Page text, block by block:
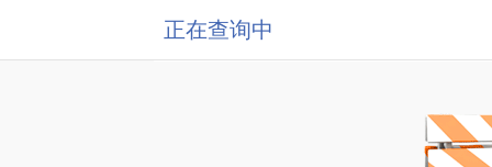
正在查询中